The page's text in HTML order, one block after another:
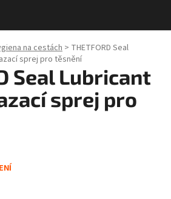
na cestách> THETFORD Seal
sprej pro těsnění
Seal Lubricant
sprej pro